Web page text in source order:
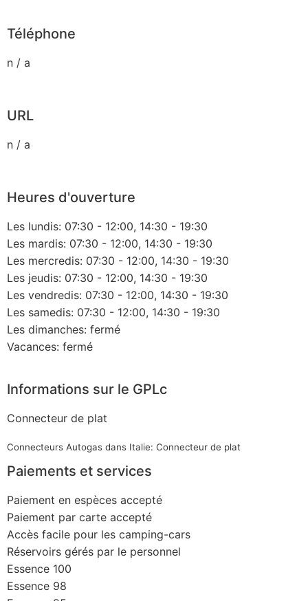
Téléphone
n / a
URL
n / a
Heures d'ouverture
Les lundis: 07:30 - 12:00, 14:30 - 19:30
Les mardis: 07:30 - 12:00, 14:30 - 19:30
Les mercredis: 07:30 - 12:00, 14:30 - 19:30
Les jeudis: 07:30 - 12:00, 14:30 - 19:30
Les vendredis: 07:30 - 12:00, 14:30 - 19:30
Les samedis: 07:30 - 12:00, 14:30 - 19:30
Les dimanches: fermé
Vacances: fermé
Informations sur le GPLc
Connecteur de plat
Connecteurs Autogas dans Italie: Connecteur de plat
Paiements et services
Paiement en espèces accepté
Paiement par carte accepté
Accès facile pour les camping-cars
Réservoirs gérés par le personnel
Essence 100
Essence 98